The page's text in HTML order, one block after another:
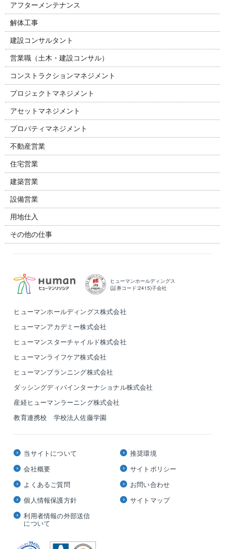
アフターメンテナンス
解体工事
建設コンサルタント
営業職（土木・建設コンサル）
コンストラクションマネジメント
プロジェクトマネジメント
アセットマネジメント
プロパティマネジメント
不動産営業
住宅営業
建築営業
設備営業
用地仕入
その他の仕事
ヒューマンホールディングス
(証券コード:2415)子会社
ヒューマンホールディングス株式会社
ヒューマンアカデミー株式会社
ヒューマンスターチャイルド株式会社
ヒューマンライフケア株式会社
ヒューマンプランニング株式会社
ダッシングディバインターナショナル株式会社
産経ヒューマンラーニング株式会社
教育連携校 学校法人佐藤学園
当サイトについて
会社概要
よくあるご質問
個人情報保護方針
利用者情報の外部送信
について
推奨環境
サイトポリシー
お問い合わせ
サイトマップ